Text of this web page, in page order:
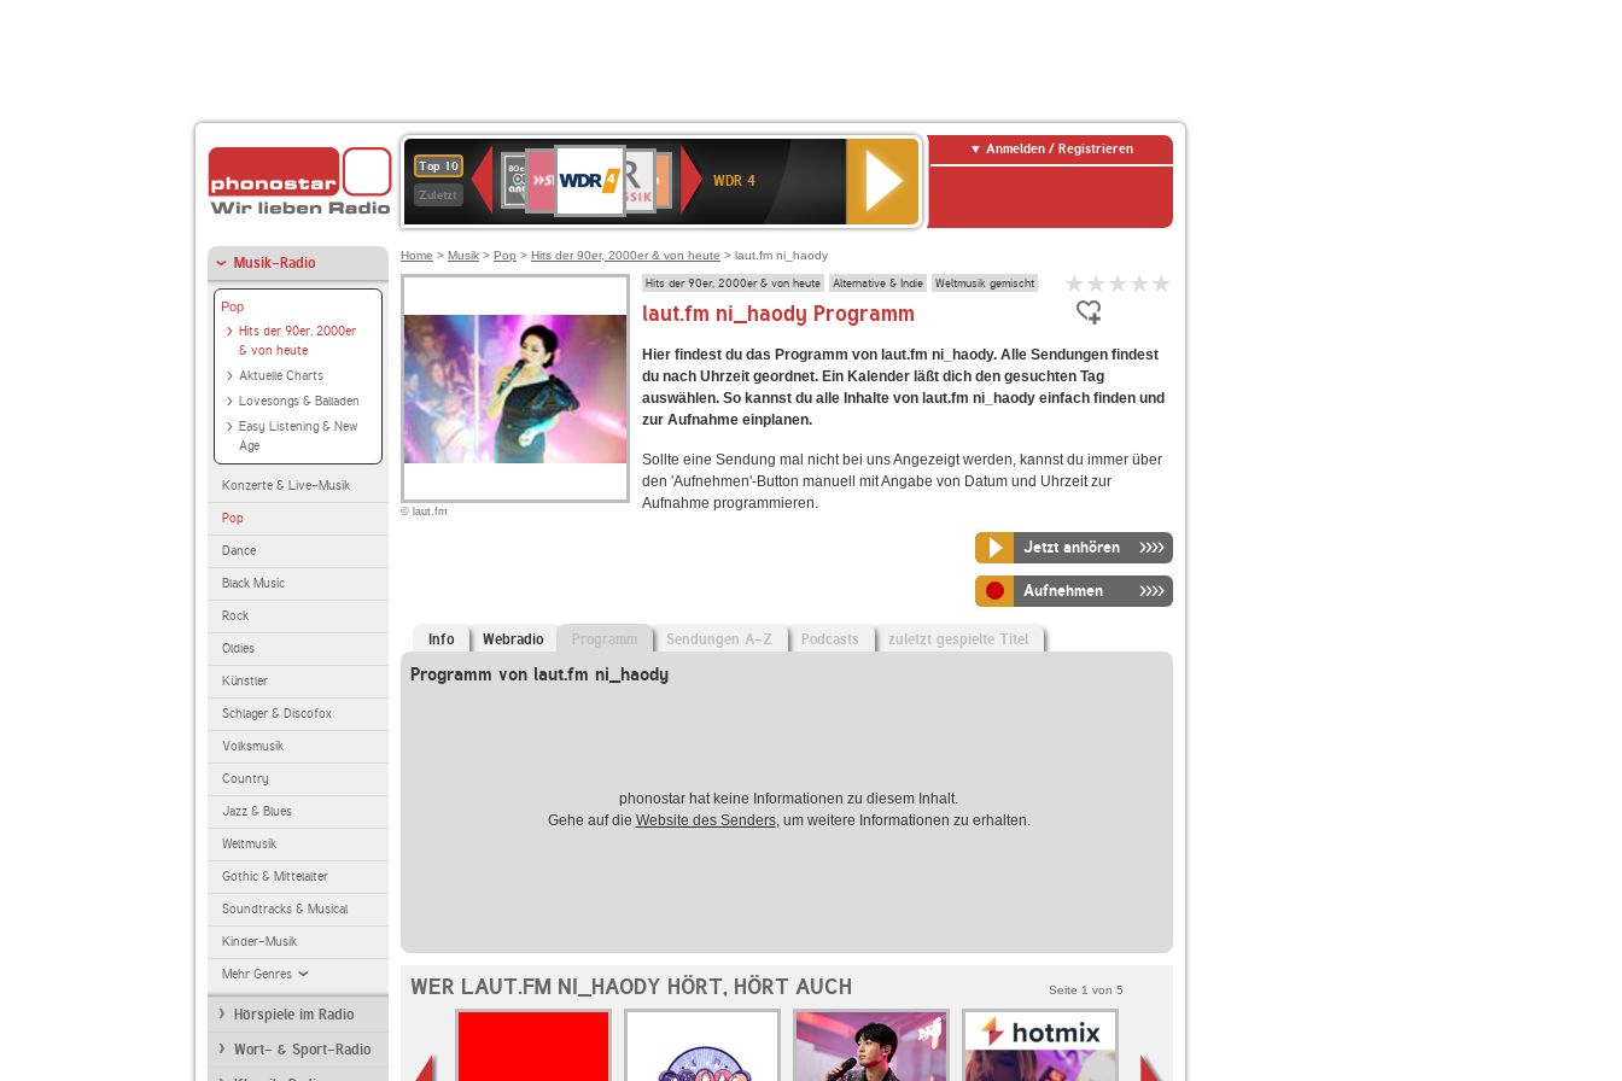
Top 10
Zuletzt
Deutschlandfunk
80er
90er
OLDIE
ANTENNE
4
KLASSIK
Deutschlandfunk
Kultur
Kultur
2
WDR 4
Anmelden / Registrieren
Musik-Radio
Pop
Hits der 90er, 2000er
& von heute
Aktuelle Charts
Lovesongs & Balladen
Easy Listening & New
Age
Konzerte & Live-Musik
Pop
Dance
Black Music
Rock
Oldies
Künstler
Schlager & Discofox
Volksmusik
Country
Jazz & Blues
Weltmusik
Gothic & Mittelalter
Soundtracks & Musical
Kinder-Musik
Mehr Genres
Hörspiele im Radio
Wort- & Sport-Radio
Home > Musik > Pop > Hits der 90er, 2000er & von heute > laut.fm ni_haody
© laut.fm
Hits der 90er, 2000er & von heute Alternative & Indie Weltmusik gemischt
laut.fm ni_haody Programm
Hier findest du das Programm von laut.fm ni_haody. Alle Sendungen findest
du nach Uhrzeit geordnet. Ein Kalender läßt dich den gesuchten Tag
auswählen. So kannst du alle Inhalte von laut.fm ni_haody einfach finden und
zur Aufnahme einplanen.
Sollte eine Sendung mal nicht bei uns Angezeigt werden, kannst du immer über
den 'Aufnehmen'-Button manuell mit Angabe von Datum und Uhrzeit zur
Aufnahme programmieren.
Jetzt anhören
Aufnehmen
Info Webradio Programm Sendungen A-Z Podcasts zuletzt gespielte Titel
Programm von laut.fm ni_haody
phonostar hat keine Informationen zu diesem Inhalt.
Gehe auf die Website des Senders, um weitere Informationen zu erhalten.
WER LAUT.FM NI_HAODY HÖRT, HÖRT AUCH Seite 1 von 5